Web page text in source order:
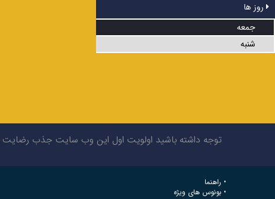
روز ها
جمعه
شنبه
توجه داشته باشید اولویت اول این وب سایت جذب رضایت
راهنما
بونوس های ویژه